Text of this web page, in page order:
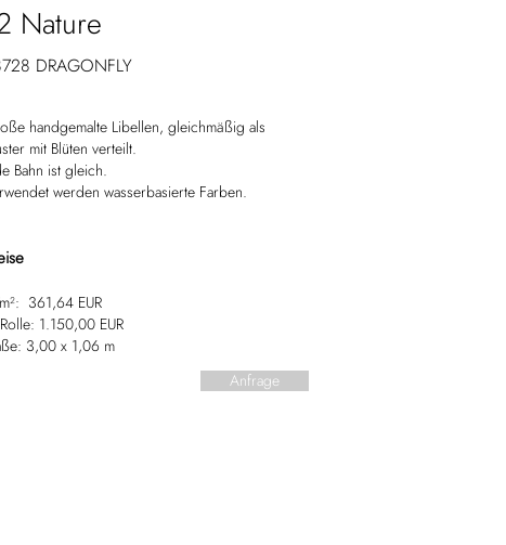
Nature
DRAGONFLY
handgemalte Libellen, gleichmäßig als
mit Blüten verteilt.
Bahn ist gleich.
werden wasserbasierte Farben.
361,64 EUR
1.150,00 EUR
3,00 x 1,06 m
Anfrage